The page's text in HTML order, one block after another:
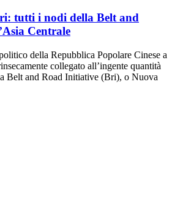
tutti i nodi della Belt and
Centrale
della Repubblica Popolare Cinese a
collegato all’ingente quantità
Belt and Road Initiative (Bri), o Nuova